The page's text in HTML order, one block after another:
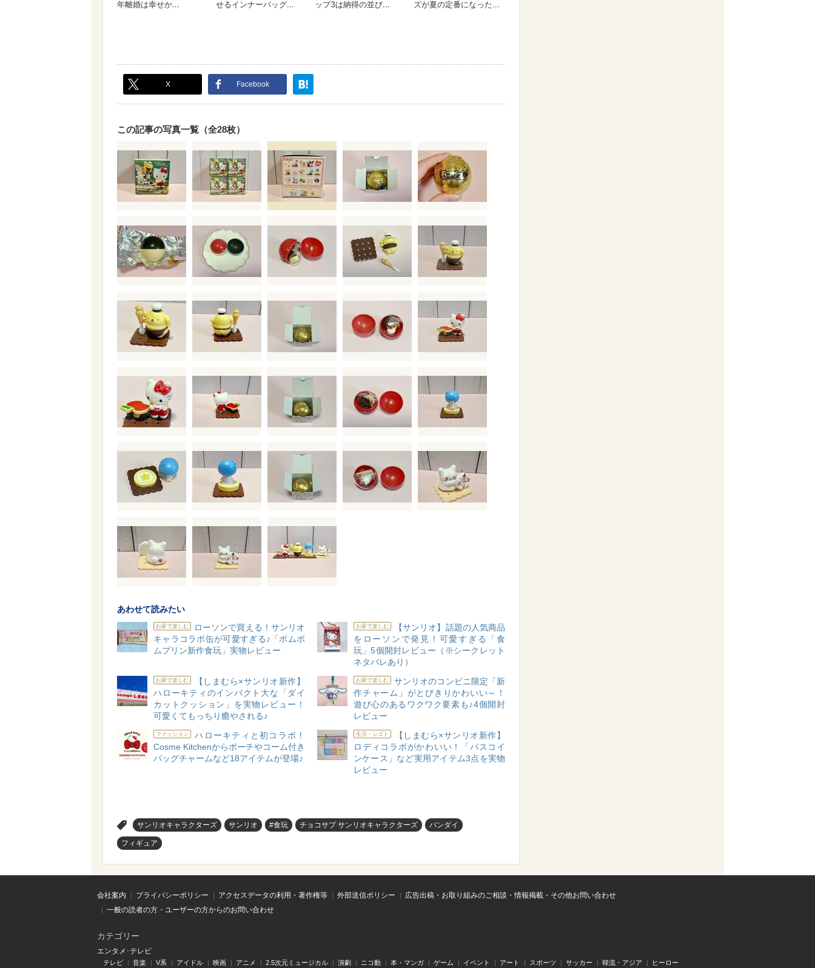
X Facebook
この記事の写真一覧（全28枚）
あわせて読みたい
お家で楽しむ
ローソンで買える！サンリオ
キャラコラボ缶が可愛すぎる♪「ポムポ
ムプリン新作食玩」実物レビュー
お家で楽しむ
【サンリオ】話題の人気商品
をローソンで発見！可愛すぎる「食
玩」5個開封レビュー（※シークレット
ネタバレあり）
お家で楽しむ
【しまむら×サンリオ新作】
ハローキティのインパクト大な「ダイ
カットクッション」を実物レビュー！
可愛くてもっちり癒やされる♪
お家で楽しむ
サンリオのコンビニ限定「新
作チャーム」がとびきりかわいい～！
遊び心のあるワクワク要素も♪4個開封
レビュー
ファッション
ハローキティと初コラボ！
Cosme Kitchenからポーチやコーム付き
バッグチャームなど18アイテムが登場♪
生活・シゴト
【しまむら×サンリオ新作】
ロディコラボがかわいい！「パスコイ
ンケース」など実用アイテム3点を実物
レビュー
サンリオキャラクターズ サンリオ #食玩 チョコサプ サンリオキャラクターズ バンダイ
フィギュア
会社案内 プライバシーポリシー アクセスデータの利用・著作権等 外部送信ポリシー
広告出稿・お取り組みのご相談・情報掲載・その他お問い合わせ
一般の読者の方・ユーザーの方からのお問い合わせ
カテゴリー
エンタメ･テレビ
テレビ 音楽 V系 アイドル 映画 アニメ 2.5次元ミュージカル 演劇 ニコ動 本・マンガ ゲーム イベント アート スポーツ サッカー 韓流・アジア ヒーロー